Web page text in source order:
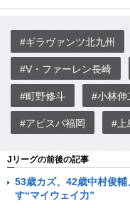
#ギラヴァンツ北九州
#V・ファーレン長崎
#町野修斗 #小林伸
#アビスパ福岡 #上
Jリーグの前後の記事
53歳カズ、42歳中村俊
す“マイウェイ力”